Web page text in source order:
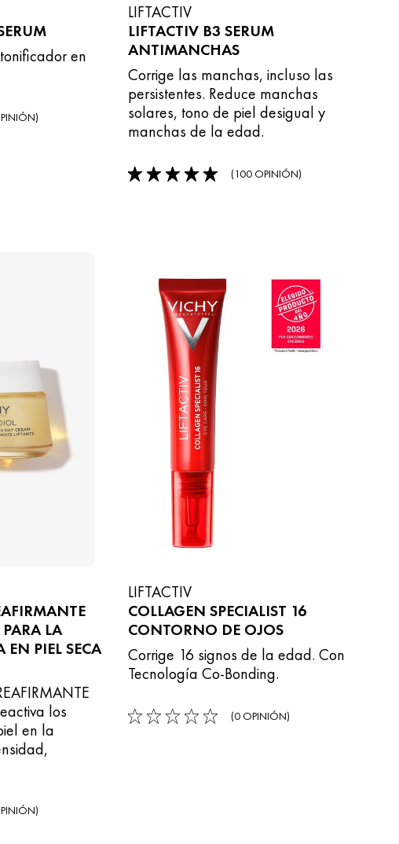
en
LIFTACTIV
LIFTACTIV B3 SERUM
ANTIMANCHAS
Corrige las manchas, incluso las
persistentes. Reduce manchas
solares, tono de piel desigual y
manchas de la edad.
5/5 (100 OPINIÓN)
LA
EN PIEL SECA
los
en la
LIFTACTIV
COLLAGEN SPECIALIST 16
CONTORNO DE OJOS
Corrige 16 signos de la edad. Con
Tecnología Co-Bonding.
0/5 (0 OPINIÓN)